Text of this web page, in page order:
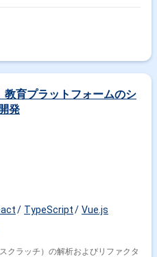
育プラットフォームのシ
発
TypeScript
Vue.js
クラッチ）の解析およびリファクタ